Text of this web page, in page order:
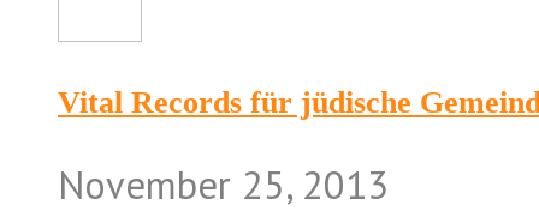
Vital Records für jüdische
November 25, 2013